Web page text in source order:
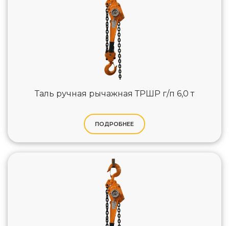
Таль ручная рычажная ТРШР г/п 6,0 т
ПОДРОБНЕЕ